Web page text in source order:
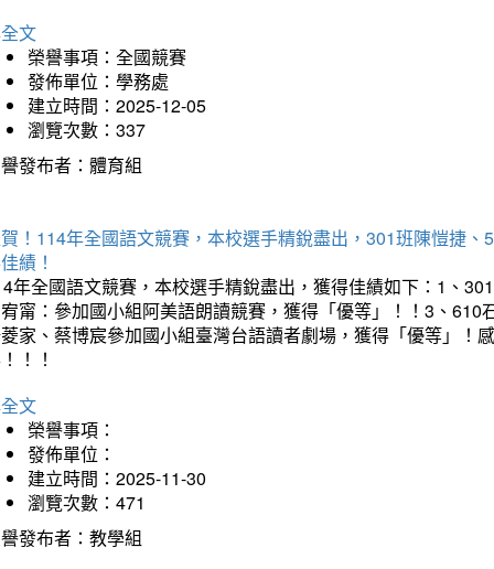
文
榮譽事項：全國競賽
發佈單位：學務處
建立時間：2025-12-05
瀏覽次數：337
發布者：體育組
！114年全國語文競賽，本校選手精銳盡出，301班陳愷捷
績！
年全國語文競賽，本校選手精銳盡出，獲得佳績如下：1、
甯：參加國小組阿美語朗讀競賽，獲得「優等」！！3、
家、蔡博宸參加國小組臺灣台語讀者劇場，獲得「優等」！
！！
文
榮譽事項：
發佈單位：
建立時間：2025-11-30
瀏覽次數：471
發布者：教學組